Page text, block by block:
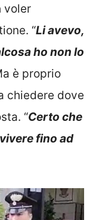
voler
“Li avevo,
ho non lo
è proprio
chiedere dove
“Certo che
fino ad